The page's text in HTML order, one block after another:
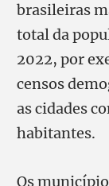
brasileiras
total da
2022, por
censos
as cidades
habitantes.
Os